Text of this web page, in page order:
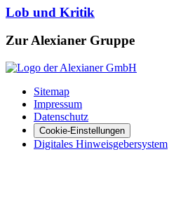
Lob und Kritik
Zur Alexianer Gruppe
Sitemap
Impressum
Datenschutz
Cookie-Einstellungen
Digitales Hinweisgebersystem